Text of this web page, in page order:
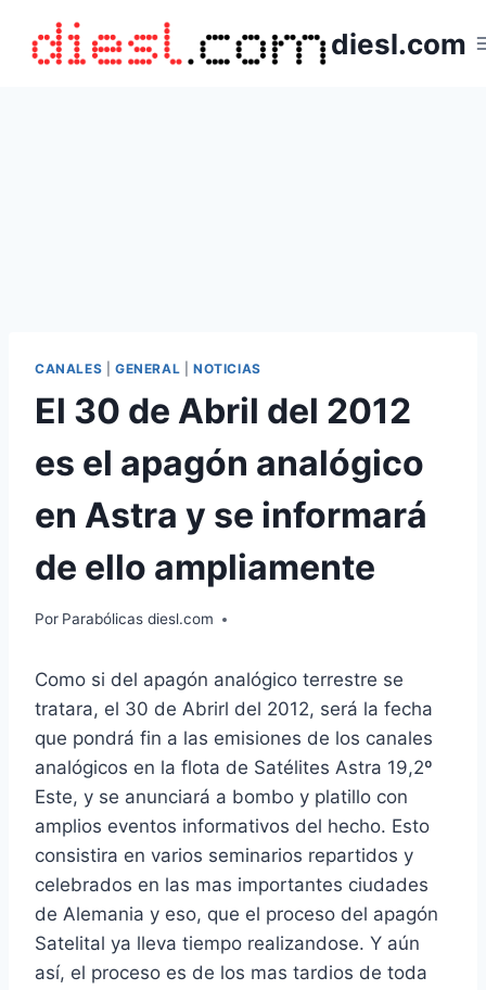
contenido
diesl.com
CANALES GENERAL NOTICIAS
El 30 de Abril del 2012
es el apagón analógico
en Astra y se informará
de ello ampliamente
Por Parabólicas diesl.com
Como si del apagón analógico terrestre se
tratara, el 30 de Abrirl del 2012, será la fecha
que pondrá fin a las emisiones de los canales
analógicos en la flota de Satélites Astra 19,2º
Este, y se anunciará a bombo y platillo con
amplios eventos informativos del hecho. Esto
consistira en varios seminarios repartidos y
celebrados en las mas importantes ciudades
de Alemania y eso, que el proceso del apagón
Satelital ya lleva tiempo realizandose. Y aún
así, el proceso es de los mas tardios de toda